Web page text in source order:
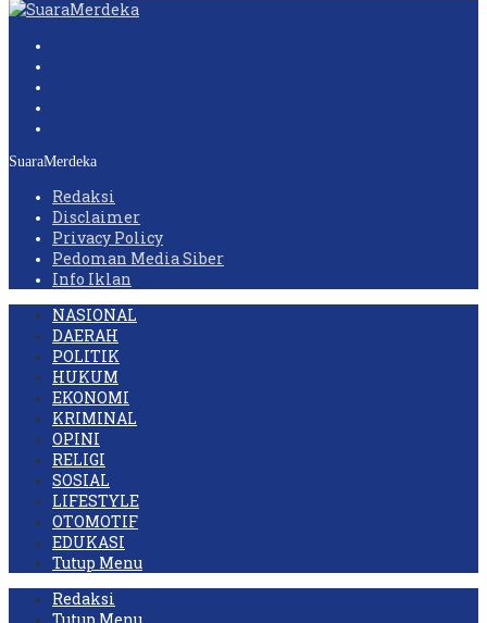
SuaraMerdeka
Redaksi
Disclaimer
Privacy Policy
Pedoman Media Siber
Info Iklan
NASIONAL
DAERAH
POLITIK
HUKUM
EKONOMI
KRIMINAL
OPINI
RELIGI
SOSIAL
LIFESTYLE
OTOMOTIF
EDUKASI
Tutup Menu
Redaksi